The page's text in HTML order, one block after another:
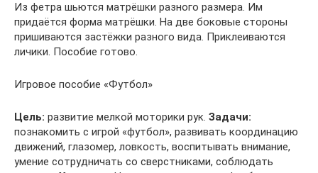
Из фетра шьются матрёшки разного размера. Им
придаётся форма матрёшки. На две боковые стороны
пришиваются застёжки разного вида. Приклеиваются
личики. Пособие готово.
Игровое пособие «Футбол»
Цель: развитие мелкой моторики рук. Задачи:
познакомить с игрой «футбол», развивать координацию
движений, глазомер, ловкость, воспитывать внимание,
умение сотрудничать со сверстниками, соблюдать